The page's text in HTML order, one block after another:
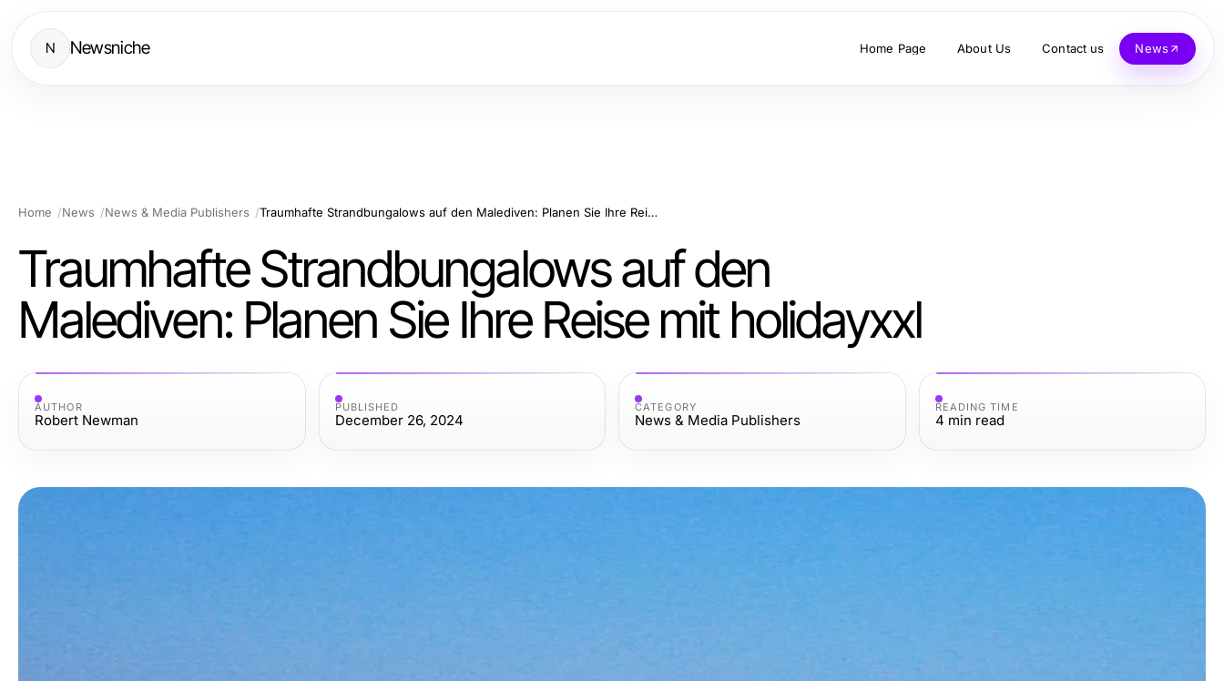
N Newsniche Home Page About Us Contact us News
Home News News & Media Publishers Traumhafte Strandbungalows auf den Malediven: Planen Sie Ihre Reise mit holidayxxl
Traumhafte Strandbungalows auf den
Malediven: Planen Sie Ihre Reise mit holidayxxl
AUTHOR
Robert Newman
PUBLISHED
December 26, 2024
CATEGORY
News & Media Publishers
READING TIME
4 min read